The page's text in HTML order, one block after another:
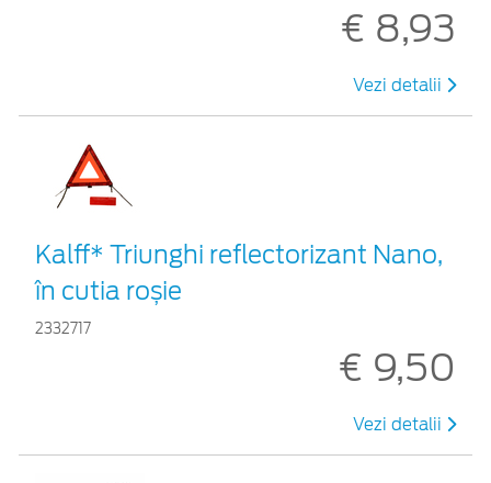
€ 8,93
Vezi detalii
Kalff* Triunghi reflectorizant Nano,
în cutia roșie
2332717
€ 9,50
Vezi detalii